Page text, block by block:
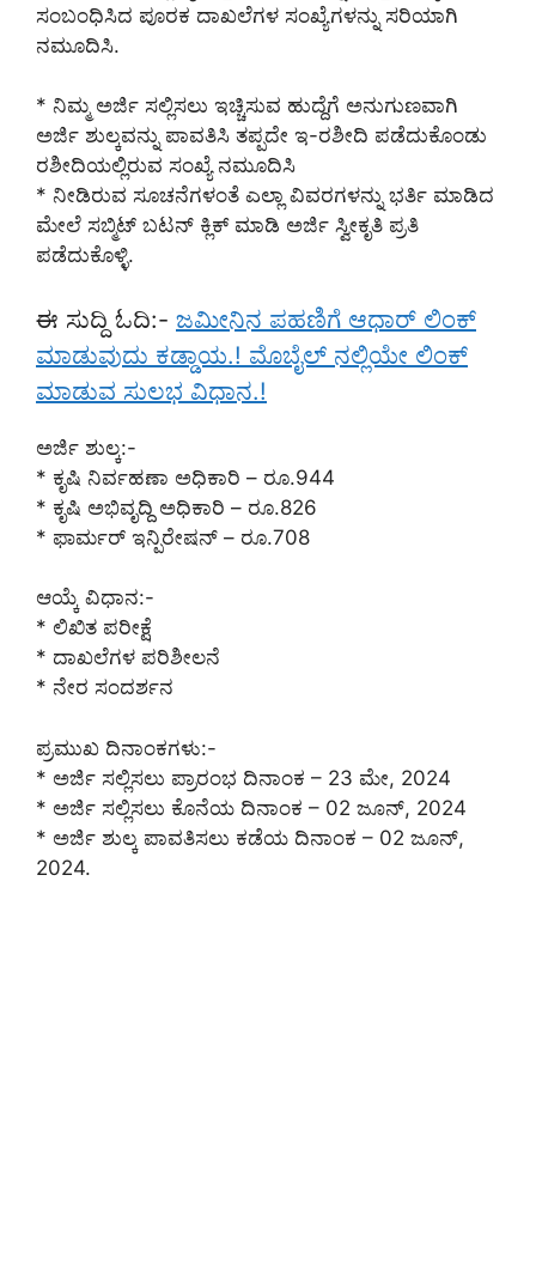
ಸಂಬಂಧಿಸಿದ ಪೂರಕ ದಾಖಲೆಗಳ ಸಂಖ್ಯೆಗಳನ್ನು ಸರಿಯಾಗಿ
ನಮೂದಿಸಿ.
* ನಿಮ್ಮ ಅರ್ಜಿ ಸಲ್ಲಿಸಲು ಇಚ್ಚಿಸುವ ಹುದ್ದೆಗೆ ಅನುಗುಣವಾಗಿ
ಅರ್ಜಿ ಶುಲ್ಕವನ್ನು ಪಾವತಿಸಿ ತಪ್ಪದೇ ಇ-ರಶೀದಿ ಪಡೆದುಕೊಂಡು
ರಶೀದಿಯಲ್ಲಿರುವ ಸಂಖ್ಯೆ ನಮೂದಿಸಿ
* ನೀಡಿರುವ ಸೂಚನೆಗಳಂತೆ ಎಲ್ಲಾ ವಿವರಗಳನ್ನು ಭರ್ತಿ ಮಾಡಿದ
ಮೇಲೆ ಸಬ್ಮಿಟ್ ಬಟನ್ ಕ್ಲಿಕ್ ಮಾಡಿ ಅರ್ಜಿ ಸ್ವೀಕೃತಿ ಪ್ರತಿ
ಪಡೆದುಕೊಳ್ಳಿ.
ಈ ಸುದ್ದಿ ಓದಿ:- ಜಮೀನಿನ ಪಹಣಿಗೆ ಆಧಾರ್ ಲಿಂಕ್
ಮಾಡುವುದು ಕಡ್ಡಾಯ.! ಮೊಬೈಲ್ ನಲ್ಲಿಯೇ ಲಿಂಕ್
ಮಾಡುವ ಸುಲಭ ವಿಧಾನ.!
ಅರ್ಜಿ ಶುಲ್ಕ:-
* ಕೃಷಿ ನಿರ್ವಹಣಾ ಅಧಿಕಾರಿ – ರೂ.944
* ಕೃಷಿ ಅಭಿವೃದ್ದಿ ಅಧಿಕಾರಿ – ರೂ.826
* ಫಾರ್ಮರ್ ಇನ್ಪಿರೇಷನ್ – ರೂ.708
ಆಯ್ಕೆ ವಿಧಾನ:-
* ಲಿಖಿತ ಪರೀಕ್ಷೆ
* ದಾಖಲೆಗಳ ಪರಿಶೀಲನೆ
* ನೇರ ಸಂದರ್ಶನ
ಪ್ರಮುಖ ದಿನಾಂಕಗಳು:-
* ಅರ್ಜಿ ಸಲ್ಲಿಸಲು ಪ್ರಾರಂಭ ದಿನಾಂಕ – 23 ಮೇ, 2024
* ಅರ್ಜಿ ಸಲ್ಲಿಸಲು ಕೊನೆಯ ದಿನಾಂಕ – 02 ಜೂನ್, 2024
* ಅರ್ಜಿ ಶುಲ್ಕ ಪಾವತಿಸಲು ಕಡೆಯ ದಿನಾಂಕ – 02 ಜೂನ್,
2024.